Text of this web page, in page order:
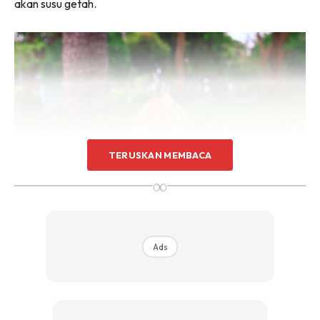
Rahsia dari IMPIANA, download sekarang di
akan susu getah.
TERUSKAN MEMBACA
∞
Ads